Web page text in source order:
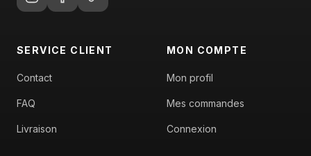
SERVICE CLIENT
Contact
FAQ
Livraison
MON COMPTE
Mon profil
Mes commandes
Connexion